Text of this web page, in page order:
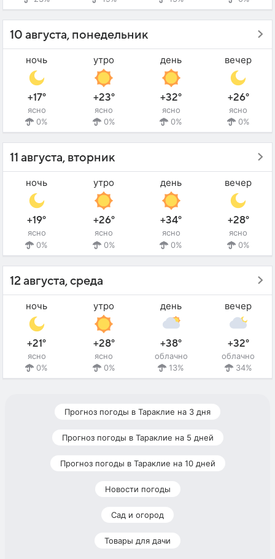
10 августа, понедельник
ночь
+17°
ясно
0%
утро
+23°
ясно
0%
день
+32°
ясно
0%
вечер
+26°
ясно
0%
11 августа, вторник
ночь
+19°
ясно
0%
утро
+26°
ясно
0%
день
+34°
ясно
0%
вечер
+28°
ясно
0%
12 августа, среда
ночь
+21°
ясно
0%
утро
+28°
ясно
0%
день
+38°
облачно
13%
вечер
+32°
облачно
34%
Прогноз погоды в Тараклие на 3 дня
Прогноз погоды в Тараклие на 5 дней
Прогноз погоды в Тараклие на 10 дней
Новости погоды
Сад и огород
Товары для дачи